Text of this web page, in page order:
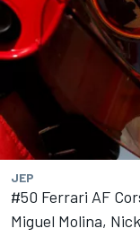
JEP
#50 Ferrari AF
Miguel Molina,